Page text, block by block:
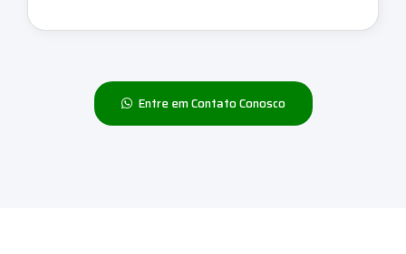
Entre em Contato Conosco